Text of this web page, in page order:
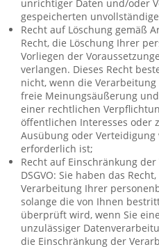
unrichtiger Daten und/oder
gespeicherten
Recht auf Löschung gemäß
Recht, die Löschung Ihrer
Vorliegen der
verlangen. Dieses Recht
nicht, wenn die
freie Meinungsäußerung
einer rechtlichen
öffentlichen Interesses oder
Ausübung oder Verteidigung
erforderlich ist;
Recht auf Einschränkung
DSGVO: Sie haben das
Verarbeitung Ihrer
solange die von Ihnen
überprüft wird, wenn Sie
unzulässiger
die Einschränkung der